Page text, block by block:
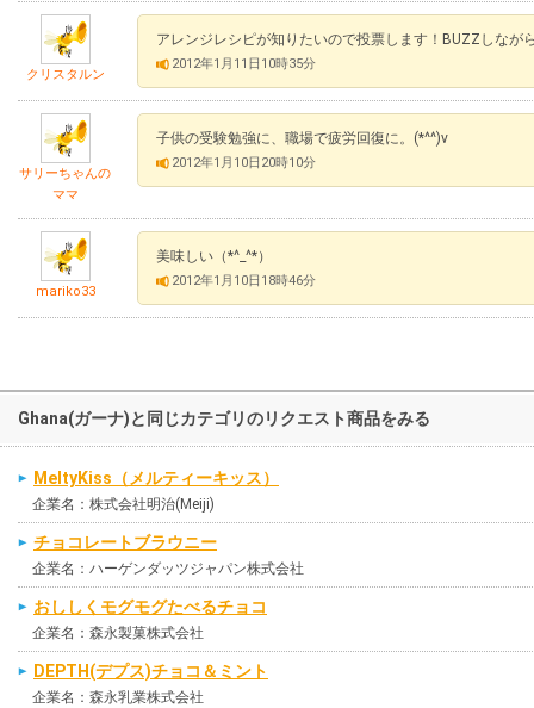
クリスタルン
アレンジレシピが知りたいので投票します！BUZZしなが
2012年1月11日10時35分
サリーちゃんの
ママ
子供の受験勉強に、職場で疲労回復に。(*^^)v
2012年1月10日20時10分
mariko33
美味しい（*^_^*）
2012年1月10日18時46分
Ghana(ガーナ)と同じカテゴリのリクエスト商品をみる
MeltyKiss（メルティーキッス）
企業名：株式会社明治(Meiji)
チョコレートブラウニー
企業名：ハーゲンダッツジャパン株式会社
おししくモグモグたべるチョコ
企業名：森永製菓株式会社
DEPTH(デプス)チョコ＆ミント
企業名：森永乳業株式会社